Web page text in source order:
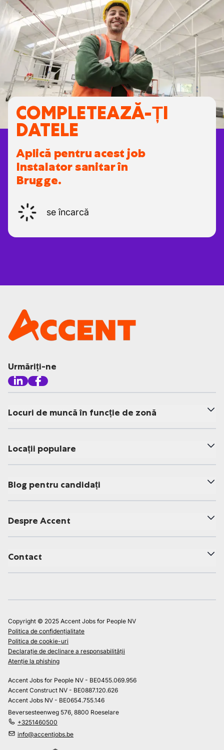
COMPLETEAZĂ-ȚI
DATELE
Aplică pentru acest job
Instalator sanitar în
Brugge.
se încarcă
Urmăriți-ne
Locuri de muncă în funcție de zonă
Locații populare
Blog pentru candidați
Despre Accent
Contact
Copyright © 2025 Accent Jobs for People NV
Politica de confidențialitate
Politica de cookie-uri
Declarație de declinare a responsabilității
Atenție la phishing
Accent Jobs for People NV - BE0455.069.956
Accent Construct NV - BE0887.120.626
Accent Jobs NV - BE0654.755.146
Beversesteenweg 576, 8800 Roeselare
+3251460500
info@accentjobs.be